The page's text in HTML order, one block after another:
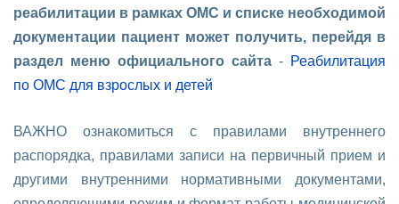
реабилитации в рамках ОМС и списке необходимой
документации пациент может получить, перейдя в
раздел меню официального сайта - Реабилитация
по ОМС для взрослых и детей
ВАЖНО ознакомиться с правилами внутреннего
распорядка, правилами записи на первичный прием и
другими внутренними нормативными документами,